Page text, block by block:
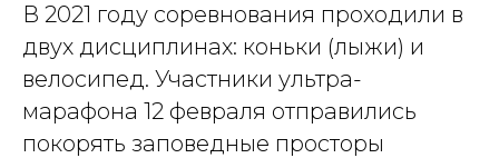
В 2021 году соревнования проходили в
двух дисциплинах: коньки (лыжи) и
велосипед. Участники ультра-
марафона 12 февраля отправились
покорять заповедные просторы